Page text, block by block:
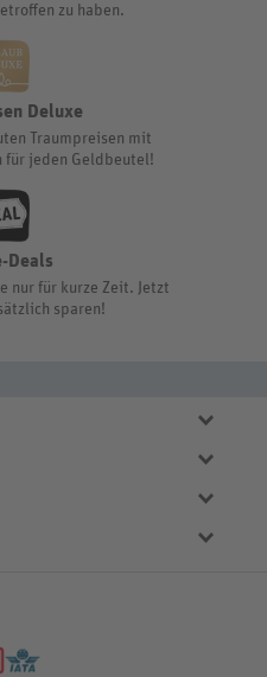
zu haben.
Deluxe
Traumpreisen mit
für jeden Geldbeutel!
Deals
nur für kurze Zeit. Jetzt
sparen!